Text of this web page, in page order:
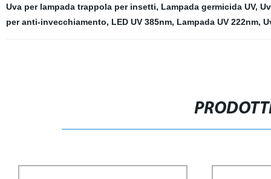
Uva per lampada trappola per insetti, Lampada germicida UV,
per anti-invecchiamento, LED UV 385nm, Lampada UV 222nm,